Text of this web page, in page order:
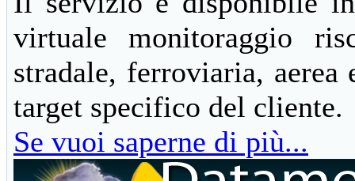
virtuale monitoraggio
stradale, ferroviaria, aerea
target specifico del cliente.
Se vuoi saperne di più...